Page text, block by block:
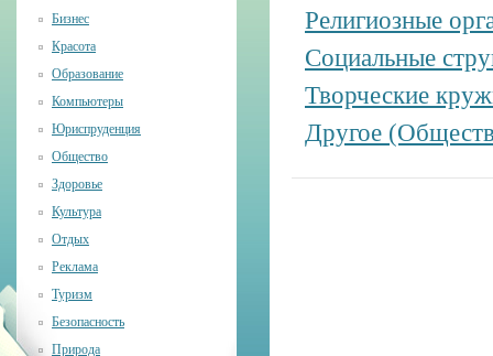
Религиозные
Социальные
Творческие
Другое
Бизнес
Красота
Образование
Компьютеры
Юриспруденция
Общество
Здоровье
Культура
Отдых
Реклама
Туризм
Безопасность
Природа